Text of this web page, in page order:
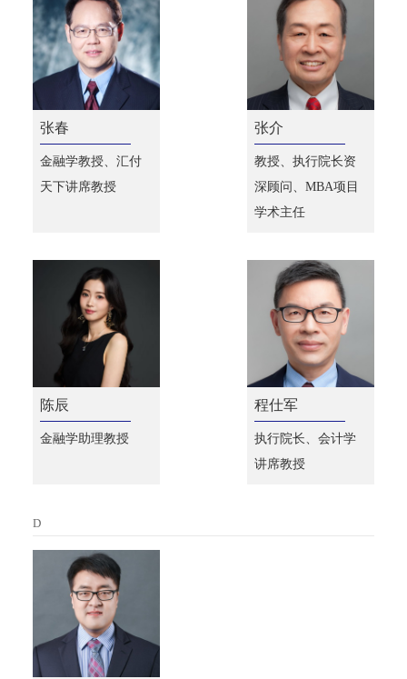
张春
金融学教授、汇付
天下讲席教授
张介
教授、执行院长资
深顾问、MBA项目
学术主任
陈辰
金融学助理教授
程仕军
执行院长、会计学
讲席教授
D